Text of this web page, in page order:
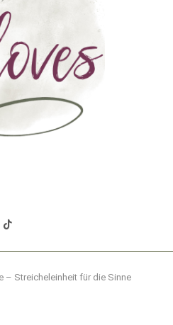
– Streicheleinheit für die Sinne